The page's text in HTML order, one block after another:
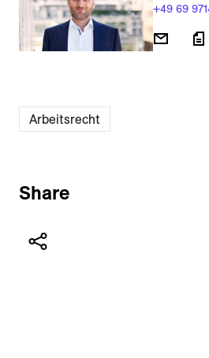
+49 69
Arbeitsrecht
Share